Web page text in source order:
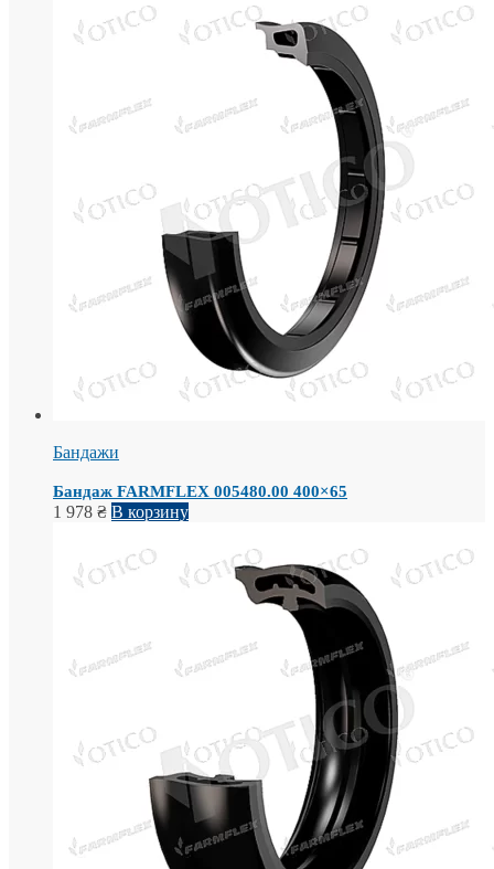
Бандажи
Бандаж FARMFLEX 005480.00 400×65
1 978 ₴ В корзину